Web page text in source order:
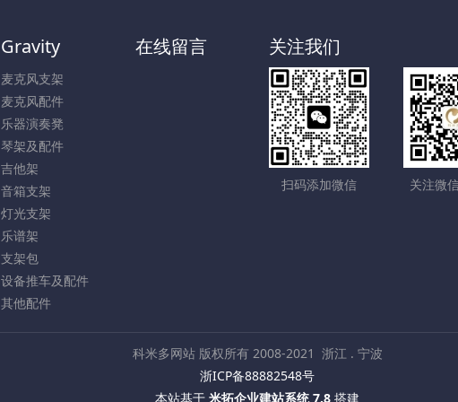
Gravity
麦克风支架
麦克风配件
乐器演奏凳
琴架及配件
吉他架
音箱支架
灯光支架
乐谱架
支架包
设备推车及配件
其他配件
在线留言 关注我们
扫码添加微信 关注微
科米多网站 版权所有 2008-2021 浙江 . 宁波
浙ICP备88882548号
本站基于 米拓企业建站系统 7.8 搭建